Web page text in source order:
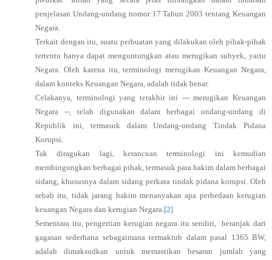
penjelasan Undang-undang nomor 17 Tahun 2003 tentang Keuangan
Negara.
Terkait dengan itu, suatu perbuatan yang dilakukan oleh pihak-pihak
tertentu hanya dapat menguntungkan atau merugikan subyek, yaitu
Negara. Oleh karena itu, terminologi merugikan Keuangan Negara,
dalam konteks Keuangan Negara, adalah tidak benar.
Celakanya, terminologi yang terakhir ini --- merugikan Keuangan
Negara --, telah digunakan dalam berbagai undang-undang di
Republik ini, termasuk dalam Undang-undang Tindak Pidana
Korupsi.
Tak diragukan lagi, kerancuan terminologi ini kemudian
membingungkan berbagai pihak, termasuk para hakim dalam berbagai
sidang, khususnya dalam sidang perkara tindak pidana korupsi. Oleh
sebab itu, tidak jarang hakim menanyakan apa perbedaan kerugian
keuangan Negara dan kerugian Negara.[2]
Sementara itu, pengertian kerugian negara itu sendiri, beranjak dari
gagasan sederhana sebagaimana termaktub dalam pasal 1365 BW,
adalah dimaksudkan untuk memastikan besaran jumlah yang